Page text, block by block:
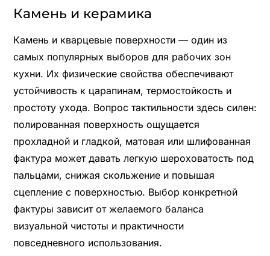
Камень и керамика
Камень и кварцевые поверхности — один из
самых популярных выборов для рабочих зон
кухни. Их физические свойства обеспечивают
устойчивость к царапинам, термостойкость и
простоту ухода. Вопрос тактильности здесь силен:
полированная поверхность ощущается
прохладной и гладкой, матовая или шлифованная
фактура может давать легкую шероховатость под
пальцами, снижая скольжение и повышая
сцепление с поверхностью. Выбор конкретной
фактуры зависит от желаемого баланса
визуальной чистоты и практичности
повседневного использования.